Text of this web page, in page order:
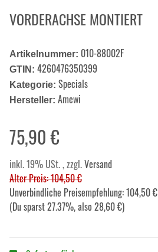
VORDERACHSE MONTIERT
Artikelnummer: 010-88002F
GTIN: 4260476350399
Kategorie: Specials
Hersteller: Amewi
75,90 €
inkl. 19% USt. , zzgl.Versand
Alter Preis: 104,50 €
Unverbindliche Preisempfehlung:104,50 €
(Du sparst27.37%, also 28,60 €)